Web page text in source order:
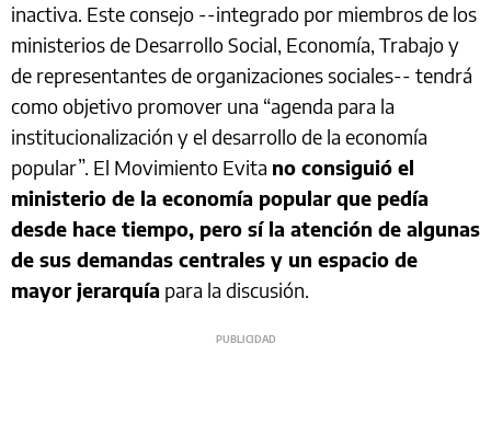
inactiva. Este consejo --integrado por miembros de los
ministerios de Desarrollo Social, Economía, Trabajo y
de representantes de organizaciones sociales-- tendrá
como objetivo promover una “agenda para la
institucionalización y el desarrollo de la economía
popular”. El Movimiento Evita no consiguió el
ministerio de la economía popular que pedía
desde hace tiempo, pero sí la atención de algunas
de sus demandas centrales y un espacio de
mayor jerarquía para la discusión.